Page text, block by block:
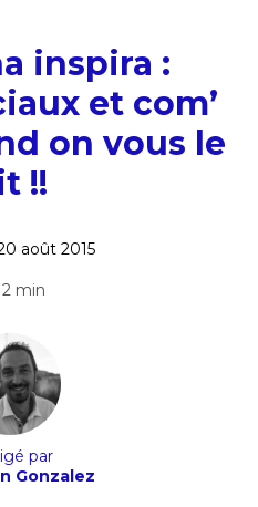
inspira :
et com’
on vous le
!!
août 2015
2 min
par
Gonzalez